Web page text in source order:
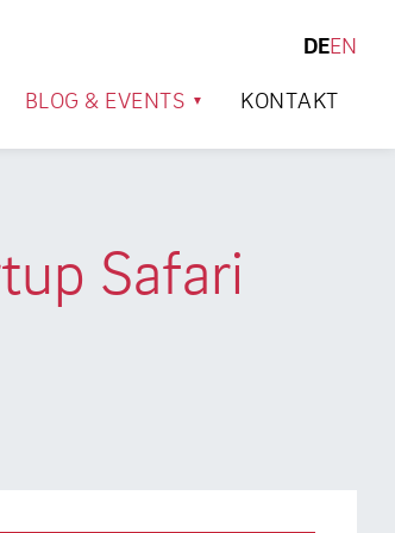
DEEN
BLOG & EVENTS KONTAKT
Safari